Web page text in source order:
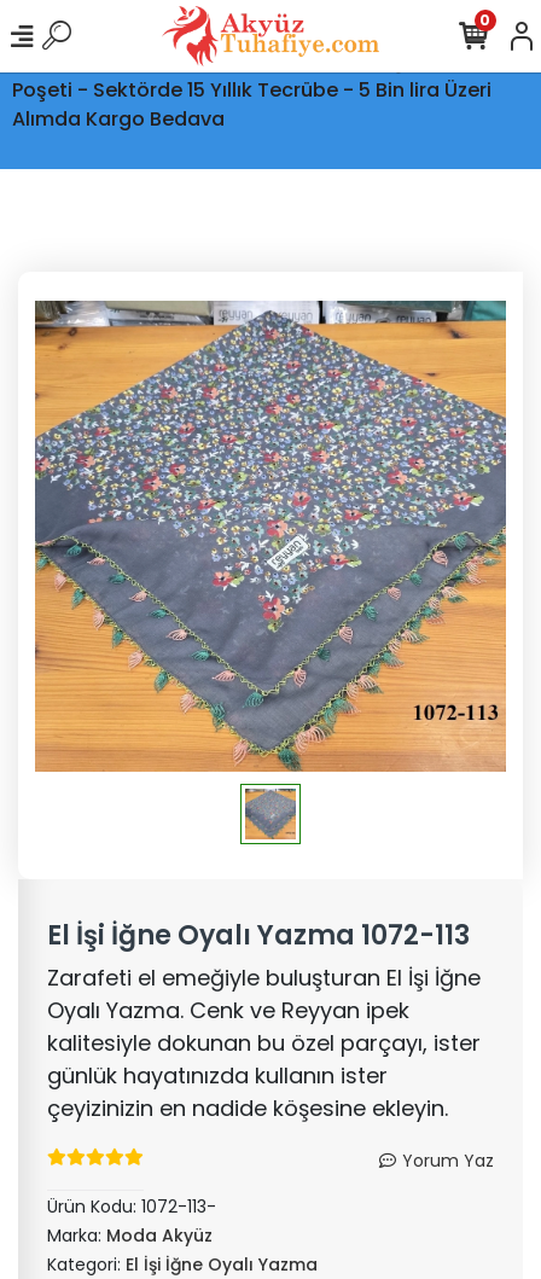
Ptt Kargo İle Tüm Türkiye'ye Teslimat - Şeffaf Kargo
Poşeti - Sektörde 15 Yıllık Tecrübe - 5 Bin lira Üzeri
Alımda Kargo Bedava
0
El İşi İğne Oyalı Yazma 1072-113
Zarafeti el emeğiyle buluşturan El İşi İğne
Oyalı Yazma. Cenk ve Reyyan ipek
kalitesiyle dokunan bu özel parçayı, ister
günlük hayatınızda kullanın ister
çeyizinizin en nadide köşesine ekleyin.
Yorum Yaz
Ürün Kodu: 1072-113-
Marka: Moda Akyüz
Kategori: El İşi İğne Oyalı Yazma